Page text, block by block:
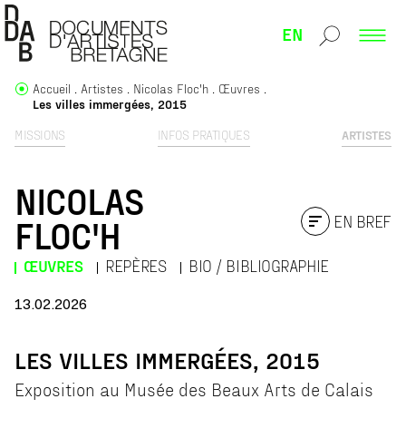
EN
MISSIONS INFOS PRATIQUES ARTISTES
Accueil Artistes Nicolas Floc'h
Œuvres
Les villes immergées, 2015
NICOLAS
FLOC'H
ŒUVRES REPÈRES BIO / BIBLIOGRAPHIE
EN BREF
13.02.2026
LES VILLES IMMERGÉES, 2015
Exposition au Musée des Beaux Arts de Calais